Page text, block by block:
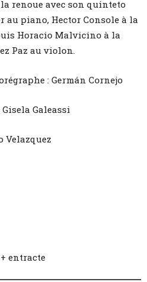
renoue avec son quinteto
au piano, Hector Console à la
Horacio Malvicino à la
Paz au violon.
: Germán Cornejo
Galeassi
Velazquez
entracte